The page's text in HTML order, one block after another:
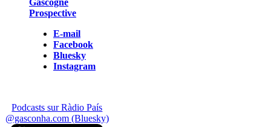
Gascogne
Prospective
E-mail
Facebook
Bluesky
Instagram
Podcasts sur Ràdio País
@gasconha.com (Bluesky)